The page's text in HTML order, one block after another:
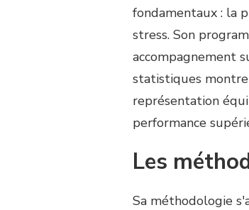
fondamentaux : la
stress. Son
accompagnement
statistiques
représentation
performance
Les
Sa méthodologie